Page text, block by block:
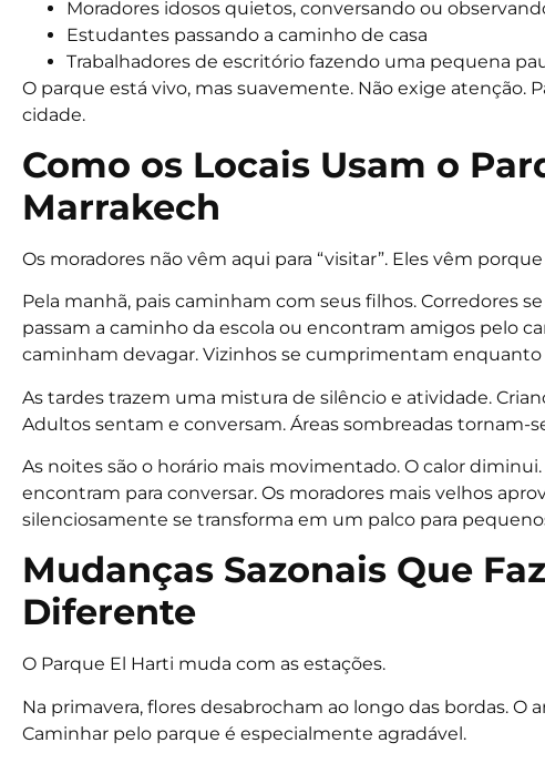
Moradores idosos quietos, conversando ou
Estudantes passando a caminho de casa
Trabalhadores de escritório fazendo uma pequena
O parque está vivo, mas suavemente. Não exige atenção.
cidade.
Como os Locais Usam o
Marrakech
Os moradores não vêm aqui para “visitar”. Eles vêm
Pela manhã, pais caminham com seus filhos. Corredores
passam a caminho da escola ou encontram amigos pelo
caminham devagar. Vizinhos se cumprimentam enquanto
As tardes trazem uma mistura de silêncio e atividade.
Adultos sentam e conversam. Áreas sombreadas tornam-
As noites são o horário mais movimentado. O calor
encontram para conversar. Os moradores mais velhos
silenciosamente se transforma em um palco para
Mudanças Sazonais Que
Diferente
O Parque El Harti muda com as estações.
Na primavera, flores desabrocham ao longo das bordas. O
Caminhar pelo parque é especialmente agradável.